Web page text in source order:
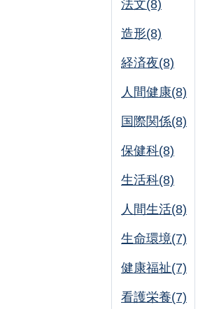
法文(8)
造形(8)
経済夜(8)
人間健康(8)
国際関係(8)
保健科(8)
生活科(8)
人間生活(8)
生命環境(7)
健康福祉(7)
看護栄養(7)